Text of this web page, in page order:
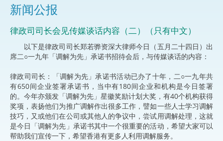
新闻公报
律政司司长会见传媒谈话内容（二）（只有中文）
以下是律政司司长郑若骅资深大律师今日（五月二十四日）出
席二○一九年「调解为先」承诺书招待会后，与传媒谈话的内容：
律政司司长：「调解为先」承诺书活动已办了十年，二○一九年共
有650间企业签署承诺书，当中有180间企业和机构是今日签署
的。今年亦颁发「调解为先」星徽奖励计划大奖，有40个机构获得
奖项，表扬他们为推广调解作出很多工作，譬如一些人士学习调解
技巧，又或他们在公司或其他人的争议中，尝试用调解处理，这就
是今日「调解为先」承诺书其中一个很重要的活动，希望大家可以
帮助我们宣传一下，希望香港有更多人利用调解服务。